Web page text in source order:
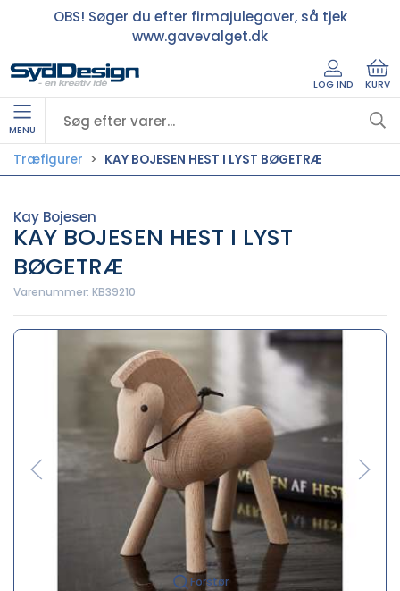
OBS! Søger du efter firmajulegaver, så tjek
www.gavevalget.dk
LOG IND KURV
MENU
Træfigurer KAY BOJESEN HEST I LYST BØGETRÆ
Kay Bojesen
KAY BOJESEN HEST I LYST
BØGETRÆ
Varenummer: KB39210
Forstør